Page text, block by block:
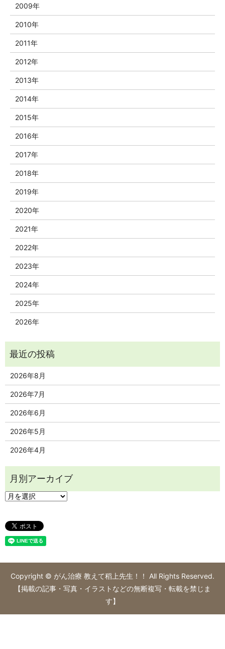
2009年
2010年
2011年
2012年
2013年
2014年
2015年
2016年
2017年
2018年
2019年
2020年
2021年
2022年
2023年
2024年
2025年
2026年
2026年8月
2026年7月
2026年6月
2026年5月
2026年4月
Copyright © がん治療 教えて稻上先生！！ All Rights Reserved.
【掲載の記事・写真・イラストなどの無断複写・転載を禁じま
す】